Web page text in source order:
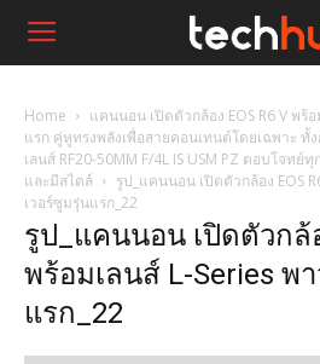
Home
แคนนอน เปิดตัวกล้อง EOS R6 V พร้
แรก คู่หูทรงพลังเพื่อสายคอนเทนต์โดยเฉพาะ ทั้ง
เลนส์ RF20-50MM F/4L IS USM PZ ตอบโจทย์
และมีสไตล์
รูป_แคนนอน เปิดตัวกล้อง EOS
เวอร์ซูมรุ่นแรก_22
รูป_แคนนอน เปิดตัวกล้อ
พร้อมเลนส์ L-Series พ
แรก_22